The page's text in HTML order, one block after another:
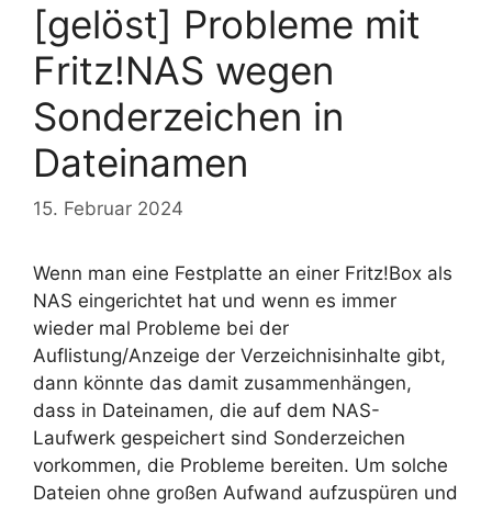
[gelöst] Probleme mit
Fritz!NAS wegen
Sonderzeichen in
Dateinamen
15. Februar 2024
Wenn man eine Festplatte an einer Fritz!Box als
NAS eingerichtet hat und wenn es immer
wieder mal Probleme bei der
Auflistung/Anzeige der Verzeichnisinhalte gibt,
dann könnte das damit zusammenhängen,
dass in Dateinamen, die auf dem NAS-
Laufwerk gespeichert sind Sonderzeichen
vorkommen, die Probleme bereiten. Um solche
Dateien ohne großen Aufwand aufzuspüren und